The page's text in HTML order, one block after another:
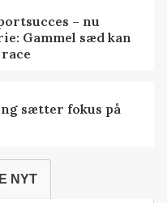
– nu
Gammel sæd kan
sætter fokus på
NYT